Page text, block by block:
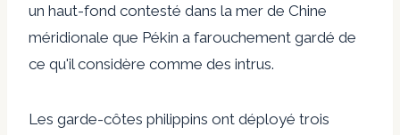
un haut-fond contesté dans la mer de Chine
méridionale que Pékin a farouchement gardé de
ce qu'il considère comme des intrus.
Les garde-côtes philippins ont déployé trois